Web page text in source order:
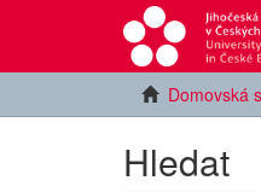
Domovská
Hledat